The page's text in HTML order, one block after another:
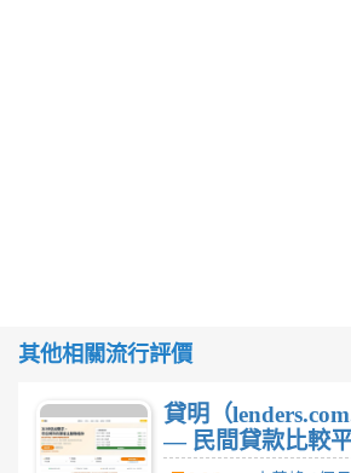
其他相關流行評價
貸明（
— 民間貸款比較